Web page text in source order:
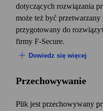
dotyczących rozwiązania
może też być
przygotowany do
firmy F‑Secure.
Dowiedz się więcej
Sprzedaż i
Przechowywanie
Plik jest przechowywany